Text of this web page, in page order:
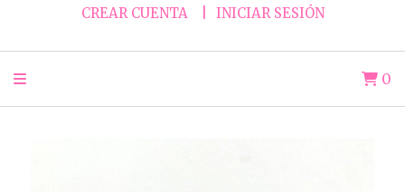
CREAR CUENTA INICIAR SESIÓN
0